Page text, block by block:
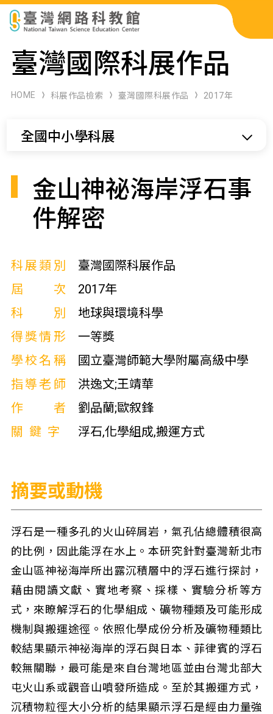
科展作品檢索
科學研習月刊
臺灣國際科展作品
HOME 科展作品檢索 臺灣國際科展作品 2017年
全國中小學科展
金山神祕海岸浮石事
件解密
科展類別
臺灣國際科展作品
屆次
2017年
科別
地球與環境科學
得獎情形
一等獎
學校名稱
國立臺灣師範大學附屬高級中學
指導老師
洪逸文;王靖華
作者
劉品蘭;歐叙鋒
關鍵字
浮石,化學組成,搬運方式
摘要或動機
浮石是一種多孔的火山碎屑岩，氣孔佔總體積很高
的比例，因此能浮在水上。本研究針對臺灣新北市
金山區神祕海岸所出露沉積層中的浮石進行探討，
藉由閱讀文獻、實地考察、採樣、實驗分析等方
式，來瞭解浮石的化學組成、礦物種類及可能形成
機制與搬運途徑。依照化學成份分析及礦物種類比
較結果顯示神祕海岸的浮石與日本、菲律賓的浮石
較無關聯，最可能是來自台灣地區並由台灣北部大
屯火山系或觀音山噴發所造成。至於其搬運方式，
沉積物粒徑大小分析的結果顯示浮石是經由力量強